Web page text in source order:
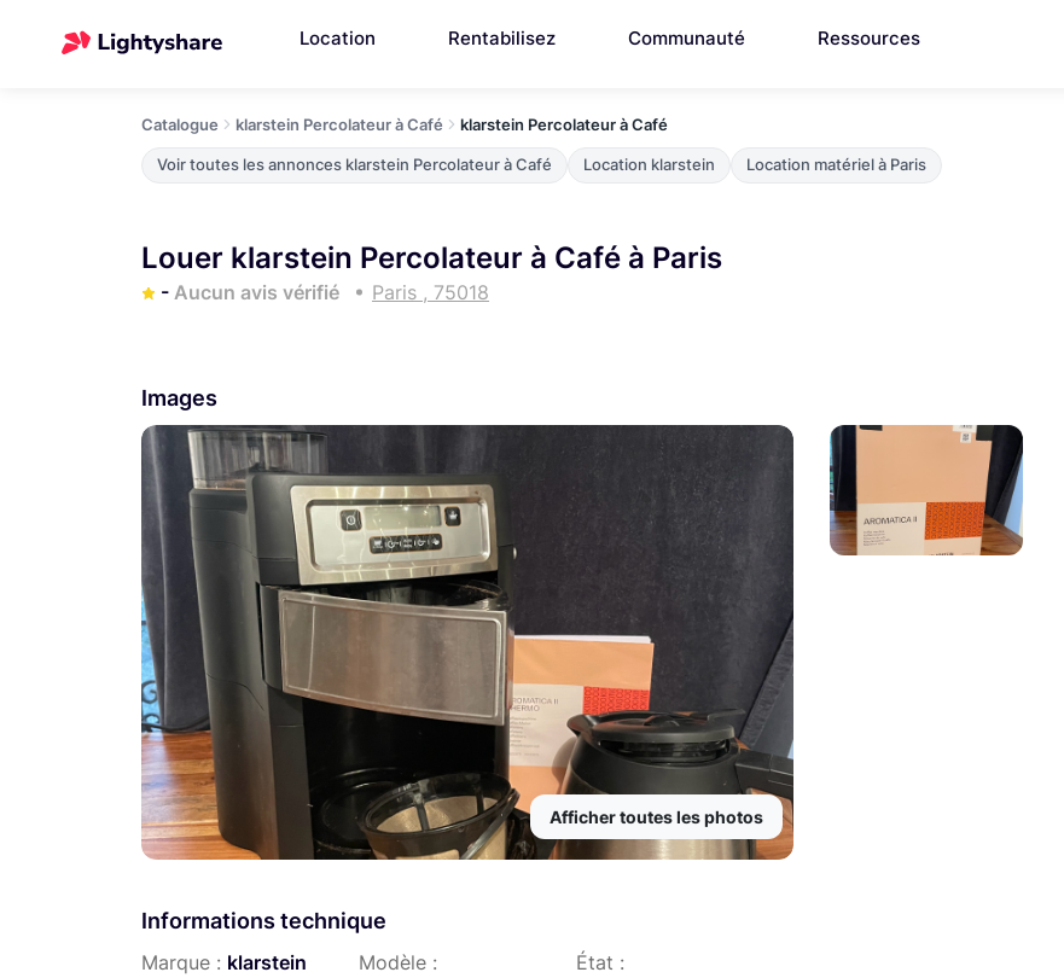
Location Rentabilisez Communauté Ressources
Catalogue klarstein Percolateur à Café klarstein Percolateur à Café
Voir toutes les annonces klarstein Percolateur à Café Location klarstein Location matériel à Paris
Louer klarstein Percolateur à Café à Paris
- Aucun avis vérifié Paris , 75018
Images
Afficher toutes les photos
Informations technique
Marque : klarstein
Modèle :
État :